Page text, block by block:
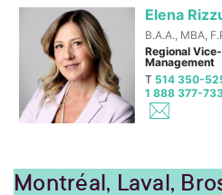
Elena
B.A.A., MBA,
Regional
Management
T 514 350-
1 888 377-
Montréal, Laval,